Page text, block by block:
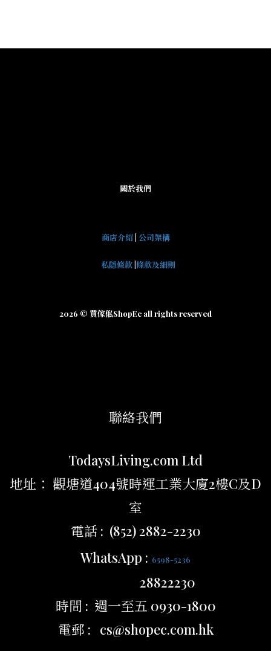
關於我們
商店介紹| 公司架構
私隱條款 條款及細則
2026 © 買傢俬ShopEc all rights reserved
聯絡我們
TodaysLiving.com Ltd
地址： 觀塘道404號時運工業大廈2樓C及D
室
電話 : (852) 2882-2230
WhatsApp : 6598-5236
28822230
時間 : 週一至五 0930-1800
電郵 : cs@shopec.com.hk